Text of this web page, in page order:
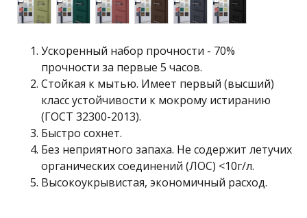
Ускоренный набор прочности - 70%
прочности за первые 5 часов.
Стойкая к мытью. Имеет первый (высший)
класс устойчивости к мокрому истиранию
(ГОСТ 32300-2013).
Быстро сохнет.
Без неприятного запаха. Не содержит летучих
органических соединений (ЛОС) <10г/л.
Высокоукрывистая, экономичный расход.